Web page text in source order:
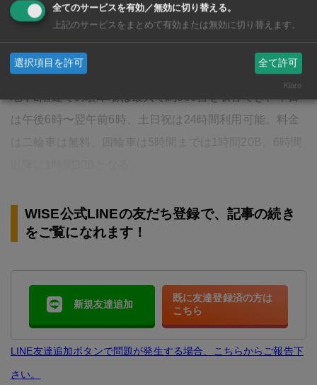
ンタルなど、あらゆるモバイルライフをサポートしま
地下2階建ての駐車場は最大で約500台を収容でき、平日
は午後6時〜翌午前6時、土日祝は24時間利用可能。料金
WISE公式LINEの友だち登録で、記事の続き
をご覧になれます！
新規友達追加
既に友達登録済の方は
こちら
LINE友達追加ボタンで問題が発生する場合、こちらからご報告下
さい。
全てのサービスを有効／無効に切り替える。
上記のサービスをまとめて有効または無効に切り替えます。
選択項目を許可 全て許可
Klaro